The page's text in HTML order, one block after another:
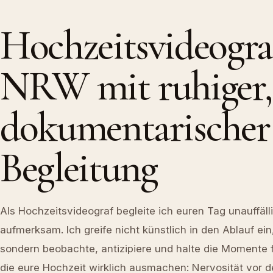
NRW mit ruhiger,
dokumentarischer
Begleitung
Als Hochzeitsvideograf begleite ich euren Tag
aufmerksam. Ich greife nicht künstlich in den Ablauf
sondern beobachte, antizipiere und halte die Momente
die eure Hochzeit wirklich ausmachen: Nervosität vor